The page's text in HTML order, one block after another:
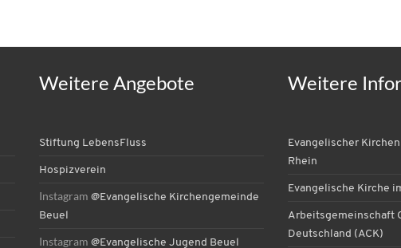
Weitere Angebote
Stiftung LebensFluss
Hospizverein
Instagram @Evangelische Kirchengemeinde
Beuel
Instagram @Evangelische Jugend Beuel
Weitere
Evangelischer
Rhein
Evangelische Kirche
Arbeitsgemeinschaft
Deutschland (ACK)